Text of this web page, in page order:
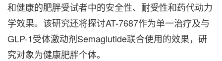
和健康的肥胖受试者中的安全性、耐受性和药代动力
学效果。该研究还将探讨AT-7687作为单一治疗及与
GLP-1受体激动剂Semaglutide联合使用的效果，研
究对象为健康肥胖个体。